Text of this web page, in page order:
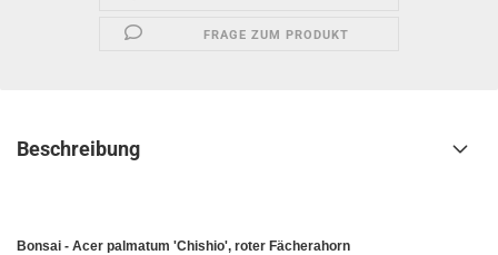
FRAGE ZUM PRODUKT
Beschreibung
Bonsai - Acer palmatum 'Chishio', roter Fächerahorn